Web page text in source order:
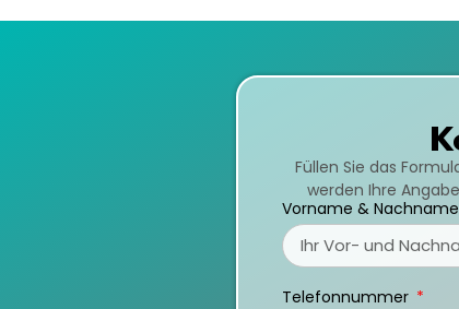
Füllen Sie das
werden Ihre
Vorname & Nachname
Telefonnummer